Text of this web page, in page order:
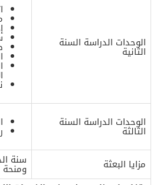
الوحدات الدراسة السنة
الثانية
الوحدات الدراسة السنة
الثالثة
مزايا البعثة
سنة